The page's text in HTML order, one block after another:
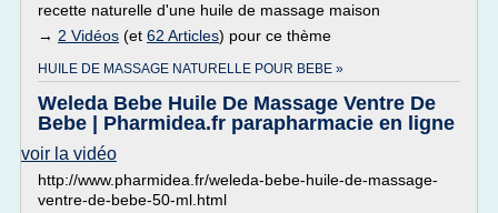
recette naturelle d'une huile de massage maison
→ 2 Vidéos (et 62 Articles) pour ce thème
HUILE DE MASSAGE NATURELLE POUR BEBE »
Weleda Bebe Huile De Massage Ventre De
Bebe | Pharmidea.fr parapharmacie en ligne
voir la vidéo
http://www.pharmidea.fr/weleda-bebe-huile-de-massage-
ventre-de-bebe-50-ml.html